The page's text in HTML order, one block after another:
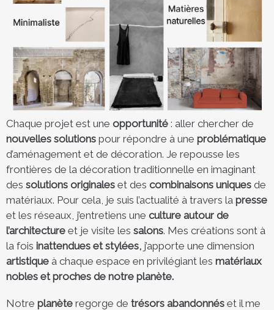
Chaque projet est une opportunité : aller chercher de
nouvelles solutions pour répondre à une problématique
d’aménagement et de décoration. Je repousse les
frontières de la décoration traditionnelle en imaginant
des solutions originales et des combinaisons uniques de
matériaux. Pour cela, je suis l’actualité à travers la presse
et les réseaux, j’entretiens une culture autour de
l’architecture et je visite les salons. Mes créations sont à
la fois inattendues et stylées, j’apporte une dimension
artistique à chaque espace en privilégiant les matériaux
nobles et proches de notre planète.
Notre planète regorge de trésors abandonnés et il me